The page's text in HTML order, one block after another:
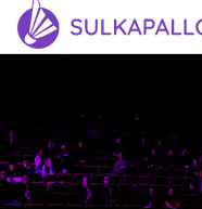
Skip to content
TO HOMEPAGE